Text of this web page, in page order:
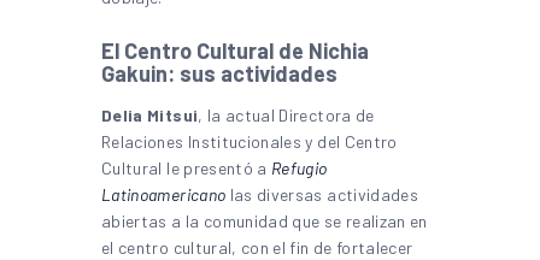
El Centro Cultural de Nichia
Gakuin: sus actividades
Delia Mitsui, la actual Directora de
Relaciones Institucionales y del Centro
Cultural le presentó a Refugio
Latinoamericano las diversas actividades
abiertas a la comunidad que se realizan en
el centro cultural, con el fin de fortalecer